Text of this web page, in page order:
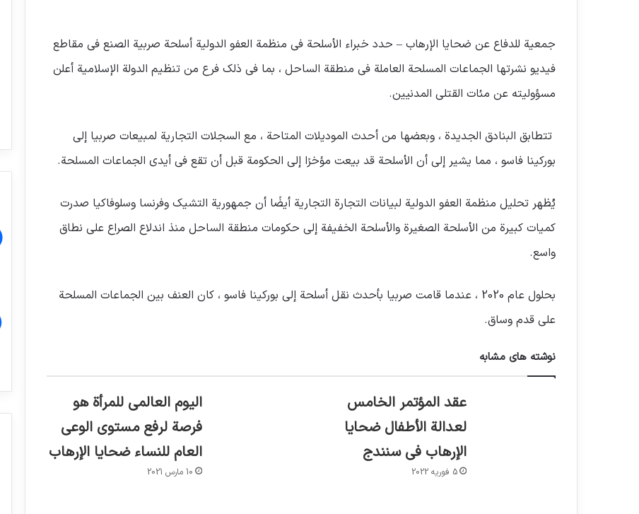
جمعية للدفاع عن ضحايا الإرهاب – حدد خبراء الأسلحة في منظمة العفو الدولية أسلحة صربية الصنع في مقاطع
فيديو نشرتها الجماعات المسلحة العاملة في منطقة الساحل ، بما في ذلك فرع من تنظيم الدولة الإسلامية أعلن
مسؤوليته عن مئات القتلى المدنيين.
تتطابق البنادق الجديدة ، وبعضها من أحدث الموديلات المتاحة ، مع السجلات التجارية لمبيعات صربيا إلى
بوركينا فاسو ، مما يشير إلى أن الأسلحة قد بيعت مؤخرًا إلى الحكومة قبل أن تقع في أيدي الجماعات المسلحة.
يُظهر تحليل منظمة العفو الدولية لبيانات التجارة التجارية أيضًا أن جمهورية التشيك وفرنسا وسلوفاكيا صدرت
كميات كبيرة من الأسلحة الصغيرة والأسلحة الخفيفة إلى حكومات منطقة الساحل منذ اندلاع الصراع على نطاق
واسع.
بحلول عام 2020 ، عندما قامت صربيا بأحدث نقل أسلحة إلى بوركينا فاسو ، كان العنف بين الجماعات المسلحة
على قدم وساق.
نوشته های مشابه
عقد المؤتمر الخامس
لعدالة الأطفال ضحايا
الإرهاب في سنندج
5 فوریه 2022
اليوم العالمي للمرأة هو
فرصة لرفع مستوى الوعي
العام للنساء ضحايا الإرهاب
10 مارس 2021